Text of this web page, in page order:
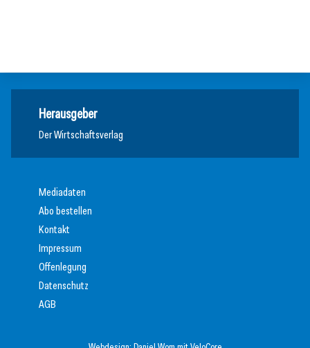
Herausgeber
Der Wirtschaftsverlag
Mediadaten
Abo bestellen
Kontakt
Impressum
Offenlegung
Datenschutz
AGB